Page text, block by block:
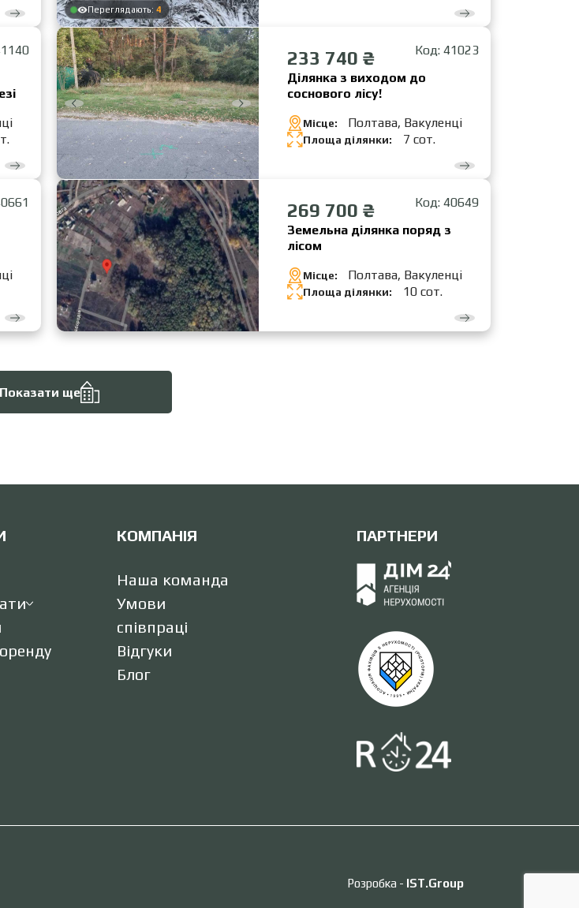
Переглядають: 4
Код: 41023
233 740 ₴
Ділянка з виходом до
соснового лісу!
Місце: Полтава, Вакуленці
Площа ділянки: 7 сот.
Код: 40649
269 700 ₴
Земельна ділянка поряд з
лісом
Місце: Полтава, Вакуленці
Площа ділянки: 10 сот.
Показати ще
КОМПАНІЯ
Наша команда
Умови
співпраці
Відгуки
Блог
ПАРТНЕРИ
Розробка - IST.Group